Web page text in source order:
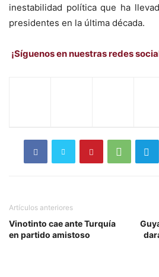
inestabilidad política que ha
presidentes en la última década.
¡Síguenos en nuestras redes
Artículos anteriores
Vinotinto cae ante Turquía
en partido amistoso